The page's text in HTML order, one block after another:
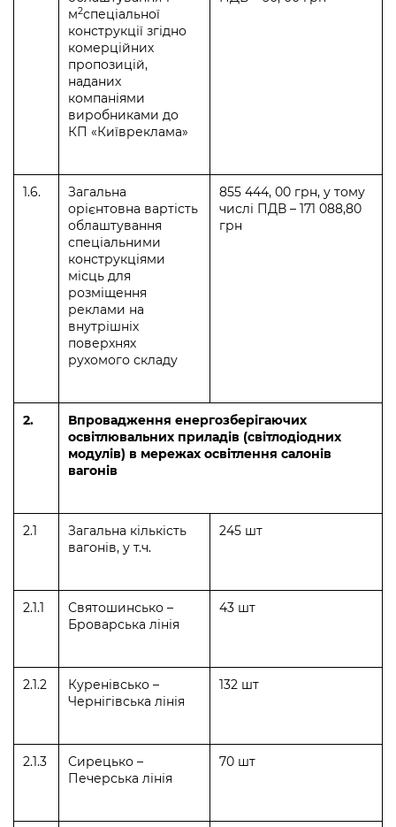
м2спеціальної
конструкції згідно
комерційних
пропозицій,
наданих
компаніями
виробниками до
КП «Київреклама»
1.6.
Загальна
орієнтовна вартість
облаштування
спеціальними
конструкціями
місць для
розміщення
реклами на
внутрішніх
поверхнях
рухомого складу
855 444, 00 грн, у тому
числі ПДВ – 171 088,80
грн
2.
Впровадження енергозберігаючих
освітлювальних приладів (світлодіодних
модулів) в мережах освітлення салонів
вагонів
2.1
Загальна кількість
вагонів, у т.ч.
245 шт
2.1.1
Святошинсько –
Броварська лінія
43 шт
2.1.2
Куренівсько –
Чернігівська лінія
132 шт
2.1.3
Сирецько –
Печерська лінія
70 шт